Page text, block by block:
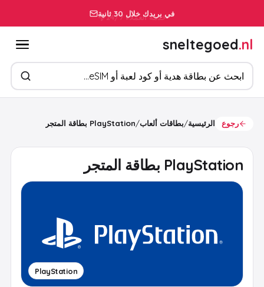
في بريدك خلال 30 ثانية
sneltegoed.nl
ابحث عن المنتجات
رجوع الرئيسية/بطاقات ألعاب/PlayStation بطاقة المتجر
PlayStation بطاقة المتجر
PlayStation